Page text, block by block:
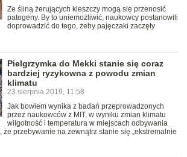
Ze śliną żerujących kleszczy mogą się przenosić
patogeny. By to uniemożliwić, naukowcy postanowili
doprowadzić do tego, żeby pajęczaki zaczęły
Pielgrzymka do Mekki stanie się coraz
bardziej ryzykowna z powodu zmian
klimatu
23 sierpnia 2019, 11:58
Jak bowiem wynika z badań przeprowadzonych
przez naukowców z MIT, w wyniku zmian klimatu
wilgotność i temperatura w miejscach odbywania
że przebywanie na zewnątrz stanie się „ekstremalnie